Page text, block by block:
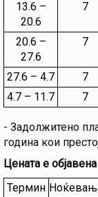
13.6 –
20.6
7
20.6 –
27.6
7
27.6 – 4.7 7
4.7 – 11.7
7
- Задолжитено
година кои
Цената е
Термин